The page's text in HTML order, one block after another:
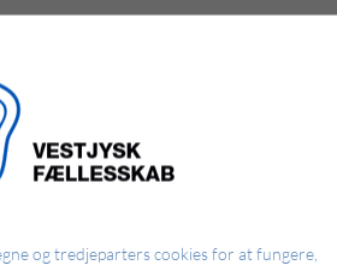
for 2025-2026
her
og tredjeparters cookies for at fungere,